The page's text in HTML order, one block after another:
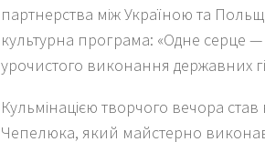
партнерства між Україною та
культурна програма: «Одне серце
урочистого виконання державних
Кульмінацією творчого вечора
Чепелюка, який майстерно